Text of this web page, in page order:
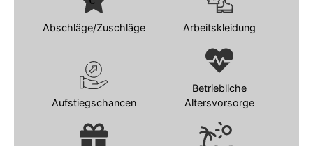
Abschläge/Zuschläge Arbeitskleidung
Aufstiegschancen
Betriebliche
Altersvorsorge